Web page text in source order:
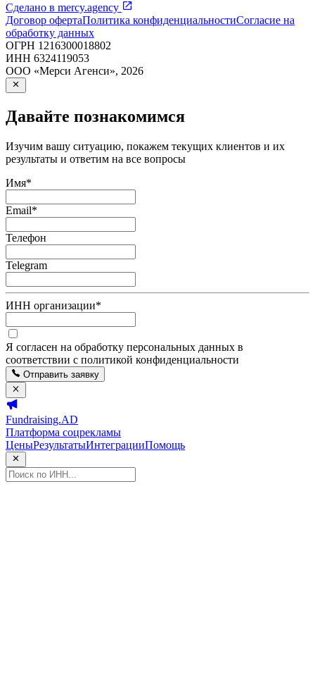
Сделано в mercy.agency
Договор офертаПолитика конфиденциальностиСогласие на
обработку данных
ОГРН 1216300018802
ИНН 6324119053
ООО «Мерси Агенси», 2026
Давайте познакомимся
Изучим вашу ситуацию, покажем текущих клиентов и их
результаты и ответим на все вопросы
Имя*
Email*
Телефон
Telegram
ИНН организации*
Я согласен на обработку персональных данных в
соответствии с политикой конфиденциальности
Отправить заявку
Fundraising.AD
Платформа соцрекламы
ЦеныРезультатыИнтеграцииПомощь